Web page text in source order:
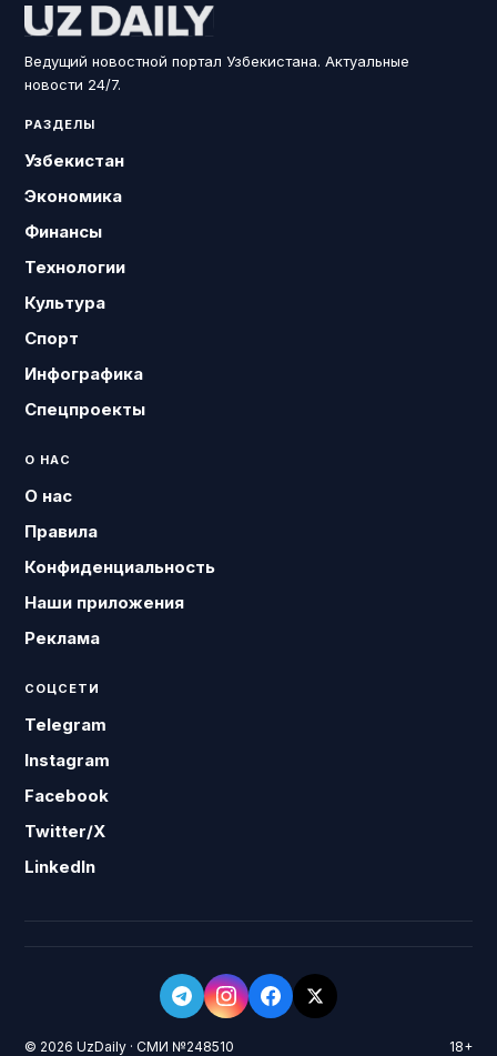
Ведущий новостной портал Узбекистана. Актуальные
новости 24/7.
РАЗДЕЛЫ
Узбекистан
Экономика
Финансы
Технологии
Культура
Спорт
Инфографика
Спецпроекты
О НАС
О нас
Правила
Конфиденциальность
Наши приложения
Реклама
СОЦСЕТИ
Telegram
Instagram
Facebook
Twitter/X
LinkedIn
© 2026 UzDaily · СМИ №248510 18+